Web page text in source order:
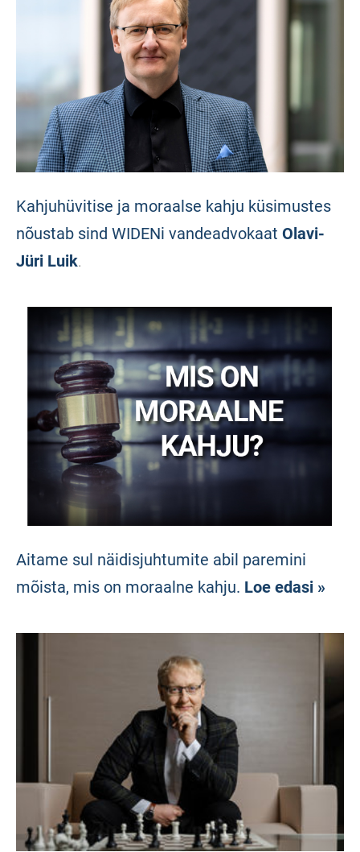
Kahjuhüvitise ja moraalse kahju küsimustes
nõustab sind WIDENi vandeadvokaat Olavi-
Jüri Luik.
Aitame sul näidisjuhtumite abil paremini
mõista, mis on moraalne kahju. Loe edasi »